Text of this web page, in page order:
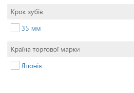
Крок зубів
35 мм
Країна торгової марки
Японія